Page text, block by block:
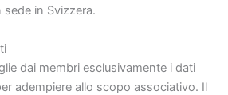
in Svizzera.
dai membri esclusivamente i dati
adempiere allo scopo associativo. Il